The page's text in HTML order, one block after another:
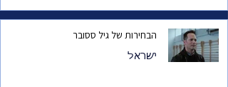
הבחירות של גיל ססובר
ישראל